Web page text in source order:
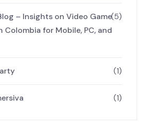
– Insights on Video Game
Colombia for Mobile, PC, and
(5)
(1)
(1)